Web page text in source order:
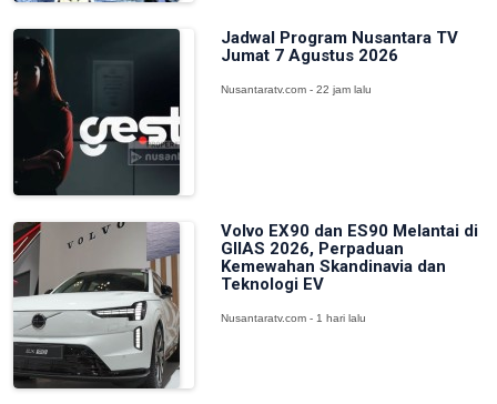
Jadwal Program Nusantara TV
Jumat 7 Agustus 2026
Nusantaratv.com - 22 jam lalu
Volvo EX90 dan ES90 Melantai di
GIIAS 2026, Perpaduan
Kemewahan Skandinavia dan
Teknologi EV
Nusantaratv.com - 1 hari lalu